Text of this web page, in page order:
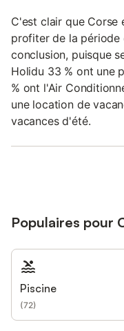
C'est clair que
profiter de la période
conclusion, puisque
Holidu 33 % ont une
% ont l'Air
une location de
vacances d'été.
Populaires pour
Piscine
(72)